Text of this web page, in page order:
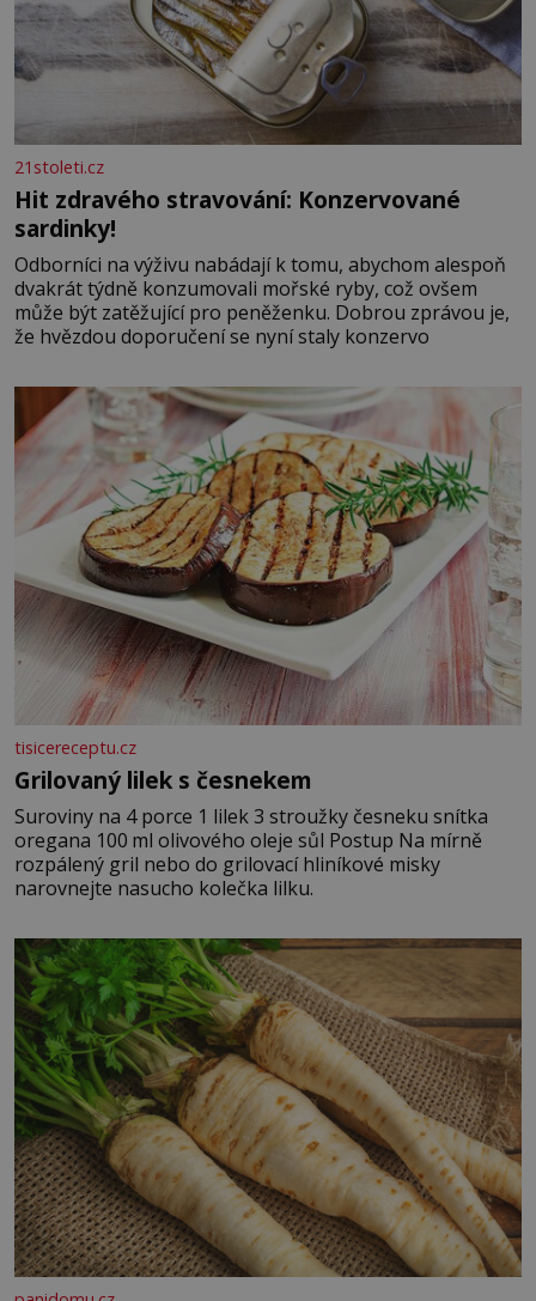
21stoleti.cz
Hit zdravého stravování: Konzervované
sardinky!
Odborníci na výživu nabádají k tomu, abychom alespoň
dvakrát týdně konzumovali mořské ryby, což ovšem
může být zatěžující pro peněženku. Dobrou zprávou je,
že hvězdou doporučení se nyní staly konzervo
tisicereceptu.cz
Grilovaný lilek s česnekem
Suroviny na 4 porce 1 lilek 3 stroužky česneku snítka
oregana 100 ml olivového oleje sůl Postup Na mírně
rozpálený gril nebo do grilovací hliníkové misky
narovnejte nasucho kolečka lilku.